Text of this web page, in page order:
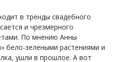
в тренды свадебного
и чрезмерного
По мнению Анны
бело-зелеными растениями и
ушли в прошлое. А вот